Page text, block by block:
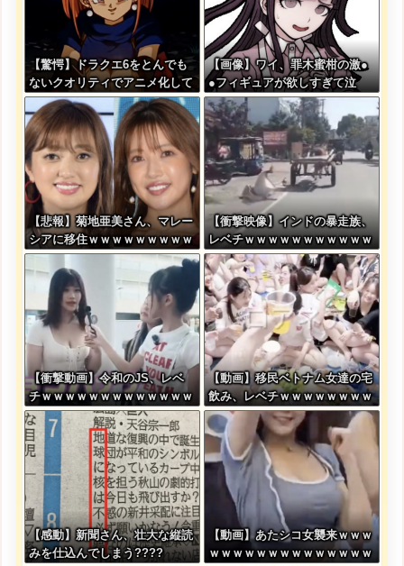
【驚愕】ドラクエ6をとんでも
ないクオリティでアニメ化して
しまったAI動画がこちらｗｗｗ
ｗｗ
【画像】ワイ、罪木蜜柑の激●
●フィギュアが欲しすぎて泣
く・・・・・・
【悲報】菊地亜美さん、マレー
シアに移住ｗｗｗｗｗｗｗｗｗ
ｗｗｗｗｗｗｗｗｗｗｗｗｗｗ
ｗｗ
【衝撃映像】インドの暴走族、
レベチｗｗｗｗｗｗｗｗｗｗｗ
ｗｗｗｗｗ
【衝撃動画】令和のJS、レベ
チｗｗｗｗｗｗｗｗｗｗｗｗｗ
ｗｗｗｗｗｗｗｗｗｗｗｗｗｗ
ｗｗｗ
【動画】移民ベトナム女達の宅
飲み、レベチｗｗｗｗｗｗｗｗ
ｗｗｗｗｗｗｗｗｗｗｗｗｗｗ
ｗｗ
【感動】新聞さん、壮大な縦読
みを仕込んでしまう????
【動画】あたシコ女襲来ｗｗｗ
ｗｗｗｗｗｗｗｗｗｗｗｗｗｗ